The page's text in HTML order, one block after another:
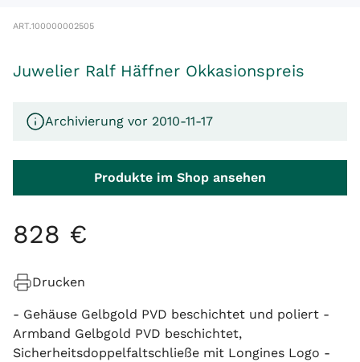
ART.100000002505
Juwelier Ralf Häffner Okkasionspreis
Archivierung vor 2010-11-17
Produkte im Shop ansehen
828 €
Drucken
- Gehäuse Gelbgold PVD beschichtet und poliert -
Armband Gelbgold PVD beschichtet,
Sicherheitsdoppelfaltschließe mit Longines Logo -